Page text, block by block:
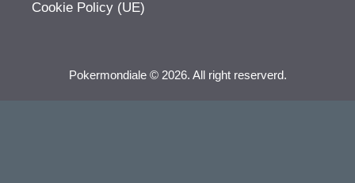
Cookie Policy (UE)
Pokermondiale © 2026. All right reserverd.